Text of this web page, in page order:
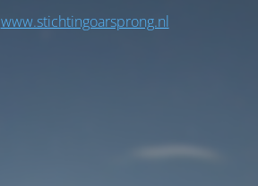
www.stichtingoarsprong.nl